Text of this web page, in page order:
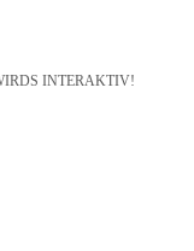
INTERAKTIV!